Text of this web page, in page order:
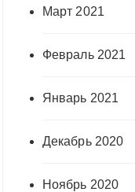
Март 2021
Февраль 2021
Январь 2021
Декабрь 2020
Ноябрь 2020